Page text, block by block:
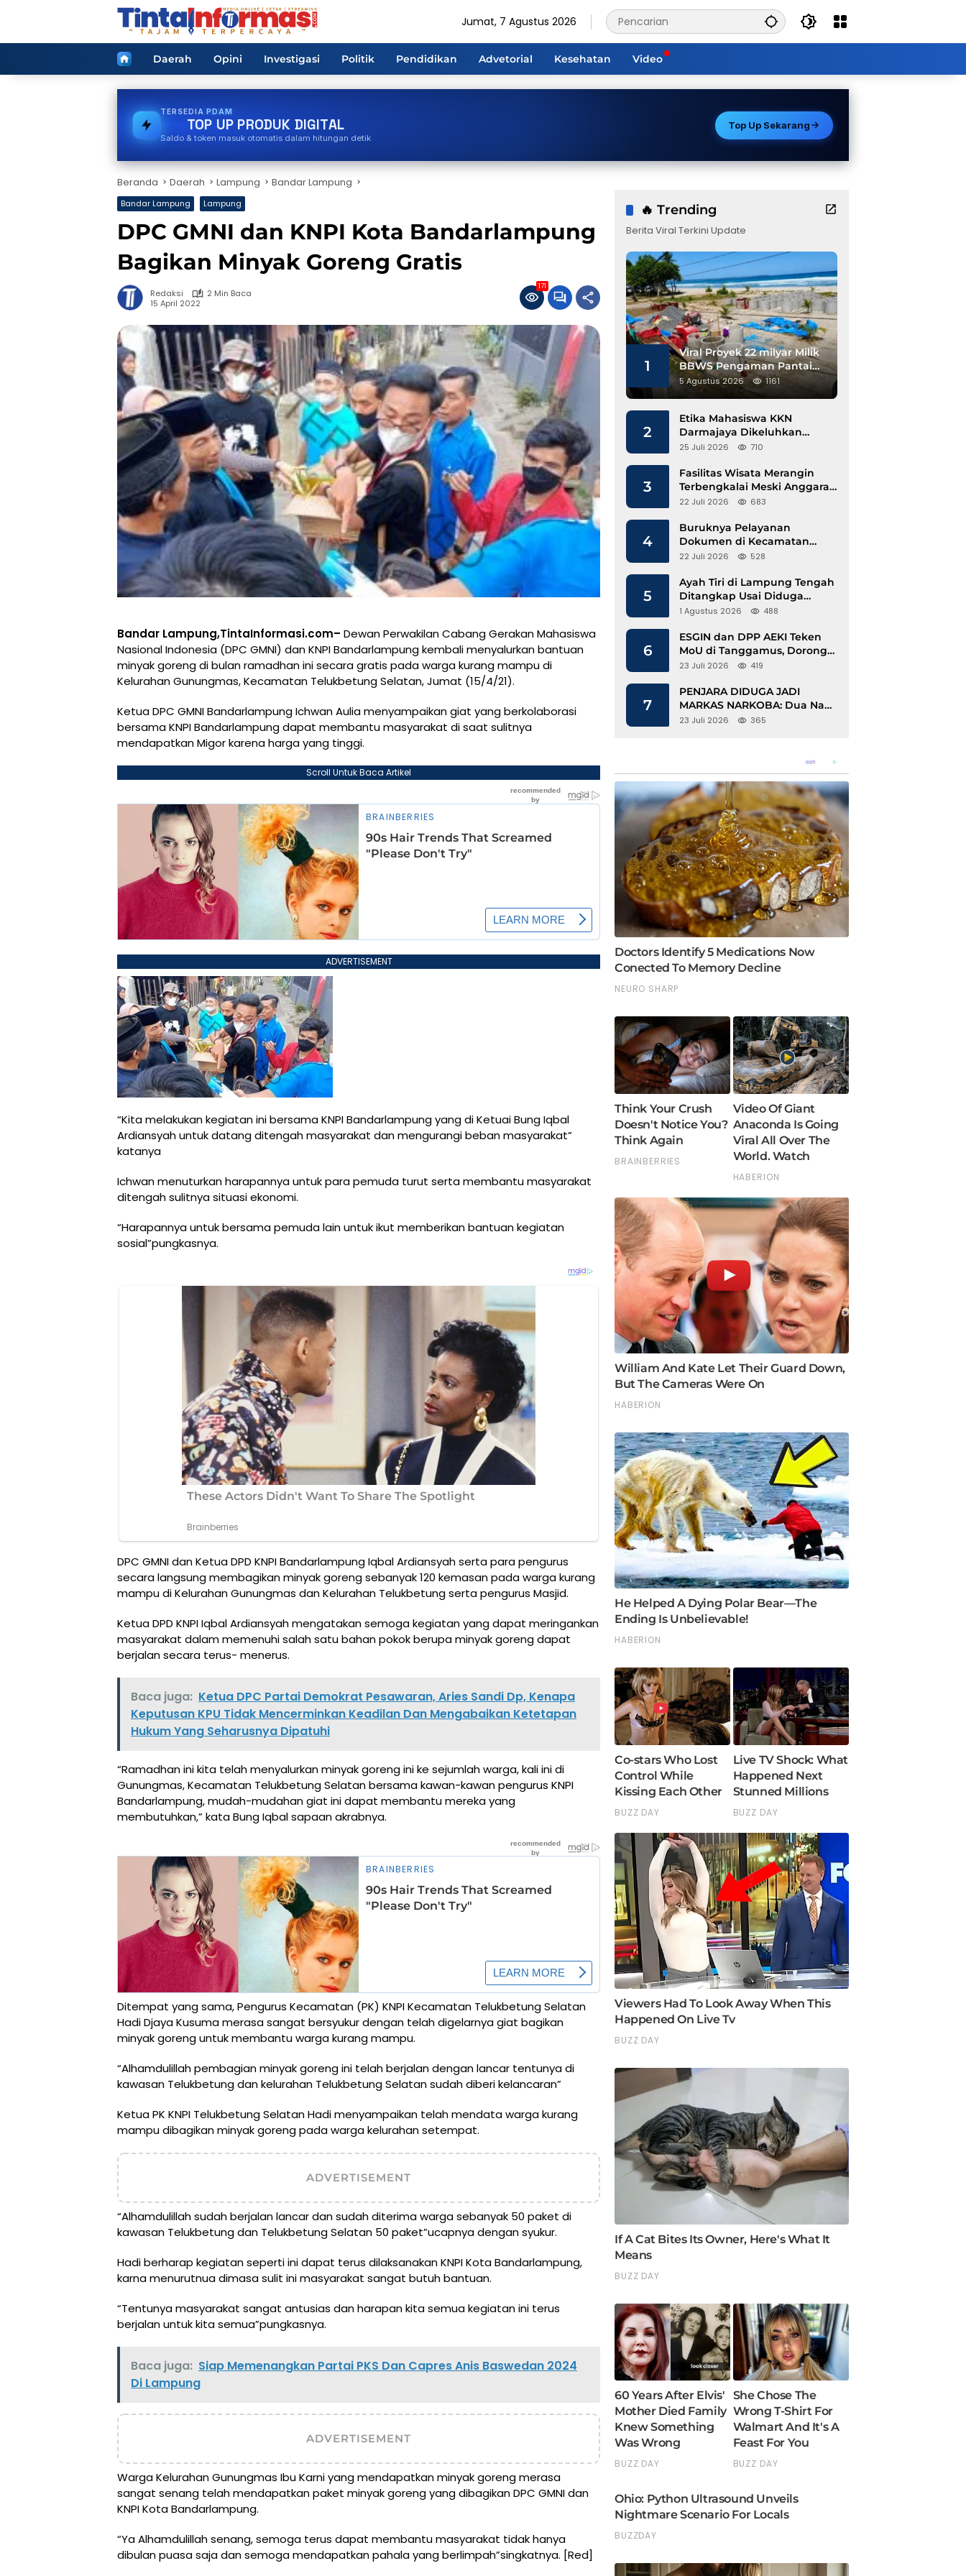
Jumat, 7 Agustus 2026
HomeDaerah Opini Investigasi Politik Pendidikan Advetorial Kesehatan Video
TERSEDIA PULSA
TOP UP PRODUK DIGITAL
Saldo & token masuk otomatis dalam hitungan detik
Top Up Sekarang
Beranda Daerah Lampung Bandar Lampung
Bandar Lampung Lampung
DPC GMNI dan KNPI Kota Bandarlampung
Bagikan Minyak Goreng Gratis
Redaksi
2 Min Baca
15 April 2022
171
Bandar Lampung,TintaInformasi.com– Dewan Perwakilan Cabang Gerakan Mahasiswa
Nasional Indonesia (DPC GMNI) dan KNPI Bandarlampung kembali menyalurkan bantuan
minyak goreng di bulan ramadhan ini secara gratis pada warga kurang mampu di
Kelurahan Gunungmas, Kecamatan Telukbetung Selatan, Jumat (15/4/21).
Ketua DPC GMNI Bandarlampung Ichwan Aulia menyampaikan giat yang berkolaborasi
bersama KNPI Bandarlampung dapat membantu masyarakat di saat sulitnya
mendapatkan Migor karena harga yang tinggi.
Scroll Untuk Baca Artikel
ADVERTISEMENT
“Kita melakukan kegiatan ini bersama KNPI Bandarlampung yang di Ketuai Bung Iqbal
Ardiansyah untuk datang ditengah masyarakat dan mengurangi beban masyarakat”
katanya
Ichwan menuturkan harapannya untuk para pemuda turut serta membantu masyarakat
ditengah sulitnya situasi ekonomi.
“Harapannya untuk bersama pemuda lain untuk ikut memberikan bantuan kegiatan
sosial”pungkasnya.
DPC GMNI dan Ketua DPD KNPI Bandarlampung Iqbal Ardiansyah serta para pengurus
secara langsung membagikan minyak goreng sebanyak 120 kemasan pada warga kurang
mampu di Kelurahan Gunungmas dan Kelurahan Telukbetung serta pengurus Masjid.
Ketua DPD KNPI Iqbal Ardiansyah mengatakan semoga kegiatan yang dapat meringankan
masyarakat dalam memenuhi salah satu bahan pokok berupa minyak goreng dapat
berjalan secara terus- menerus.
Baca juga: Ketua DPC Partai Demokrat Pesawaran, Aries Sandi Dp, Kenapa
Keputusan KPU Tidak Mencerminkan Keadilan Dan Mengabaikan Ketetapan
Hukum Yang Seharusnya Dipatuhi
“Ramadhan ini kita telah menyalurkan minyak goreng ini ke sejumlah warga, kali ini di
Gunungmas, Kecamatan Telukbetung Selatan bersama kawan-kawan pengurus KNPI
Bandarlampung, mudah-mudahan giat ini dapat membantu mereka yang
membutuhkan,” kata Bung Iqbal sapaan akrabnya.
Ditempat yang sama, Pengurus Kecamatan (PK) KNPI Kecamatan Telukbetung Selatan
Hadi Djaya Kusuma merasa sangat bersyukur dengan telah digelarnya giat bagikan
minyak goreng untuk membantu warga kurang mampu.
“Alhamdulillah pembagian minyak goreng ini telah berjalan dengan lancar tentunya di
kawasan Telukbetung dan kelurahan Telukbetung Selatan sudah diberi kelancaran”
Ketua PK KNPI Telukbetung Selatan Hadi menyampaikan telah mendata warga kurang
mampu dibagikan minyak goreng pada warga kelurahan setempat.
ADVERTISEMENT
“Alhamdulillah sudah berjalan lancar dan sudah diterima warga sebanyak 50 paket di
kawasan Telukbetung dan Telukbetung Selatan 50 paket”ucapnya dengan syukur.
Hadi berharap kegiatan seperti ini dapat terus dilaksanakan KNPI Kota Bandarlampung,
karna menurutnua dimasa sulit ini masyarakat sangat butuh bantuan.
“Tentunya masyarakat sangat antusias dan harapan kita semua kegiatan ini terus
berjalan untuk kita semua”pungkasnya.
Baca juga: Siap Memenangkan Partai PKS Dan Capres Anis Baswedan 2024
Di Lampung
ADVERTISEMENT
Warga Kelurahan Gunungmas Ibu Karni yang mendapatkan minyak goreng merasa
sangat senang telah mendapatkan paket minyak goreng yang dibagikan DPC GMNI dan
KNPI Kota Bandarlampung.
“Ya Alhamdulillah senang, semoga terus dapat membantu masyarakat tidak hanya
dibulan puasa saja dan semoga mendapatkan pahala yang berlimpah”singkatnya. [Red]
🔥 Trending
Berita Viral Terkini Update
1
Viral Proyek 22 milyar Milik
BBWS Pengaman Pantai
Pesisir Barat Diduga
Gunakan Besi Banci
5 Agustus 2026 1161
2
Etika Mahasiswa KKN
Darmajaya Dikeluhkan
Kepala Pekon Sinar Jawa
25 Juli 2026 710
3
Fasilitas Wisata Merangin
Terbengkalai Meski Anggaran
Perawatan Terus Mengalir
22 Juli 2026 683
4
Buruknya Pelayanan
Dokumen di Kecamatan
Pangkalan Susu, Kinerja
22 Juli 2026 528
5
Ayah Tiri di Lampung Tengah
Ditangkap Usai Diduga
Hamili Anak di Bawah Umur
1 Agustus 2026 488
6
ESGIN dan DPP AEKI Teken
MoU di Tanggamus, Dorong
Ekonomi Hijau Berbasis Kopi
23 Juli 2026 419
7
PENJARA DIDUGA JADI
MARKAS NARKOBA: Dua Napi
Rajabasa Bebas Gunakan HP,
23 Juli 2026 365